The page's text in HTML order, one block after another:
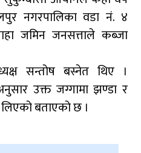
नगरपालिका वडा नं. ४
जमिन जनसत्ताले कब्जा
सन्तोष बस्नेत थिए ।
उक्त जग्गामा झण्डा र
बताएको छ ।